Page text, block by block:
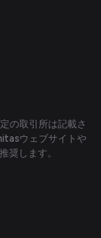
の取引所は記載さ
ウェブサイトや
奨します。